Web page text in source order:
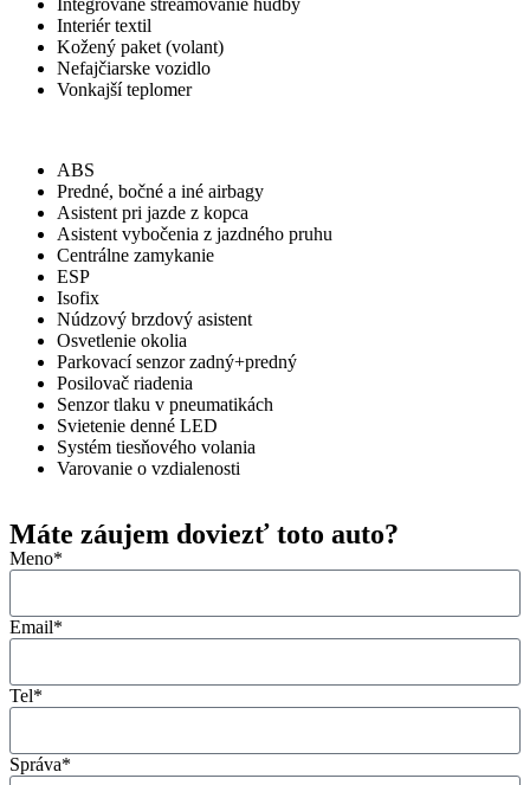
Interiér textil
Kožený paket (volant)
Nefajčiarske vozidlo
Vonkajší teplomer
ABS
Predné, bočné a iné airbagy
Asistent pri jazde z kopca
Asistent vybočenia z jazdného pruhu
Centrálne zamykanie
ESP
Isofix
Núdzový brzdový asistent
Osvetlenie okolia
Parkovací senzor zadný+predný
Posilovač riadenia
Senzor tlaku v pneumatikách
Svietenie denné LED
Systém tiesňového volania
Varovanie o vzdialenosti
Máte záujem doviezť toto auto?
Meno*
Email*
Tel*
Správa*